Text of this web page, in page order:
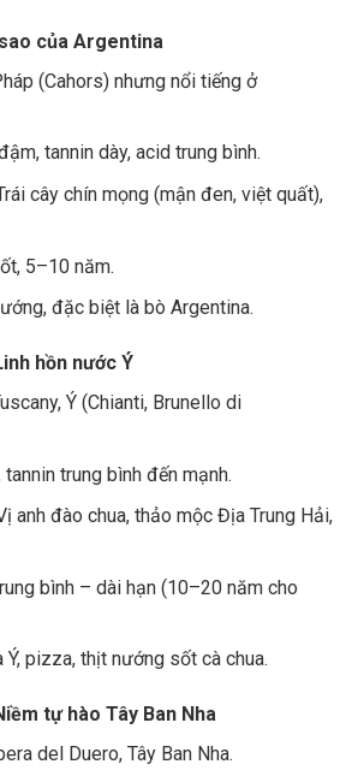
của Argentina
(Cahors) nhưng nổi tiếng ở
tannin dày, acid trung bình.
cây chín mọng (mận đen, việt quất),
5–10 năm.
đặc biệt là bò Argentina.
hồn nước Ý
Ý (Chianti, Brunello di
trung bình đến mạnh.
anh đào chua, thảo mộc Địa Trung Hải,
bình – dài hạn (10–20 năm cho
Ý, pizza, thịt nướng sốt cà chua.
tự hào Tây Ban Nha
del Duero, Tây Ban Nha.